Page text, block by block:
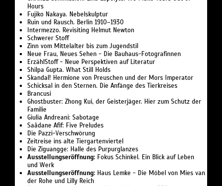
Hours
Fujiko Nakaya. Nebelskulptur
Ruin und Rausch. Berlin 1910–1930
Intermezzo. Revisiting Helmut Newton
Schwerer Stoff
Zinn vom Mittelalter bis zum Jugendstil
Neue Frau, Neues Sehen - Die Bauhaus-Fotografinnen
ErzählStoff - Neue Perspektiven auf Literatur
Shilpa Gupta. What Still Holds
Skandal! Hermione von Preuschen und der Mors Imperator
Schicksal in den Sternen. Die Anfänge des Tierkreises
Brancusi
Ghostbuster: Zhong Kui, der Geisterjäger. Hier zum Schutz der
Familie
Giulia Andreani: Sabotage
Saâdane Afif: Five Preludes
Die Pazzi-Verschwörung
Zeitreise ins alte Tiergartenviertel
Die Ziguangge: Halle des Purpurglanzes
Ausstellungseröffnung: Fokus Schinkel. Ein Blick auf Leben
und Werk
Ausstellungseröffnung: Haus Lemke - Die Möbel von Mies van
der Rohe und Lilly Reich